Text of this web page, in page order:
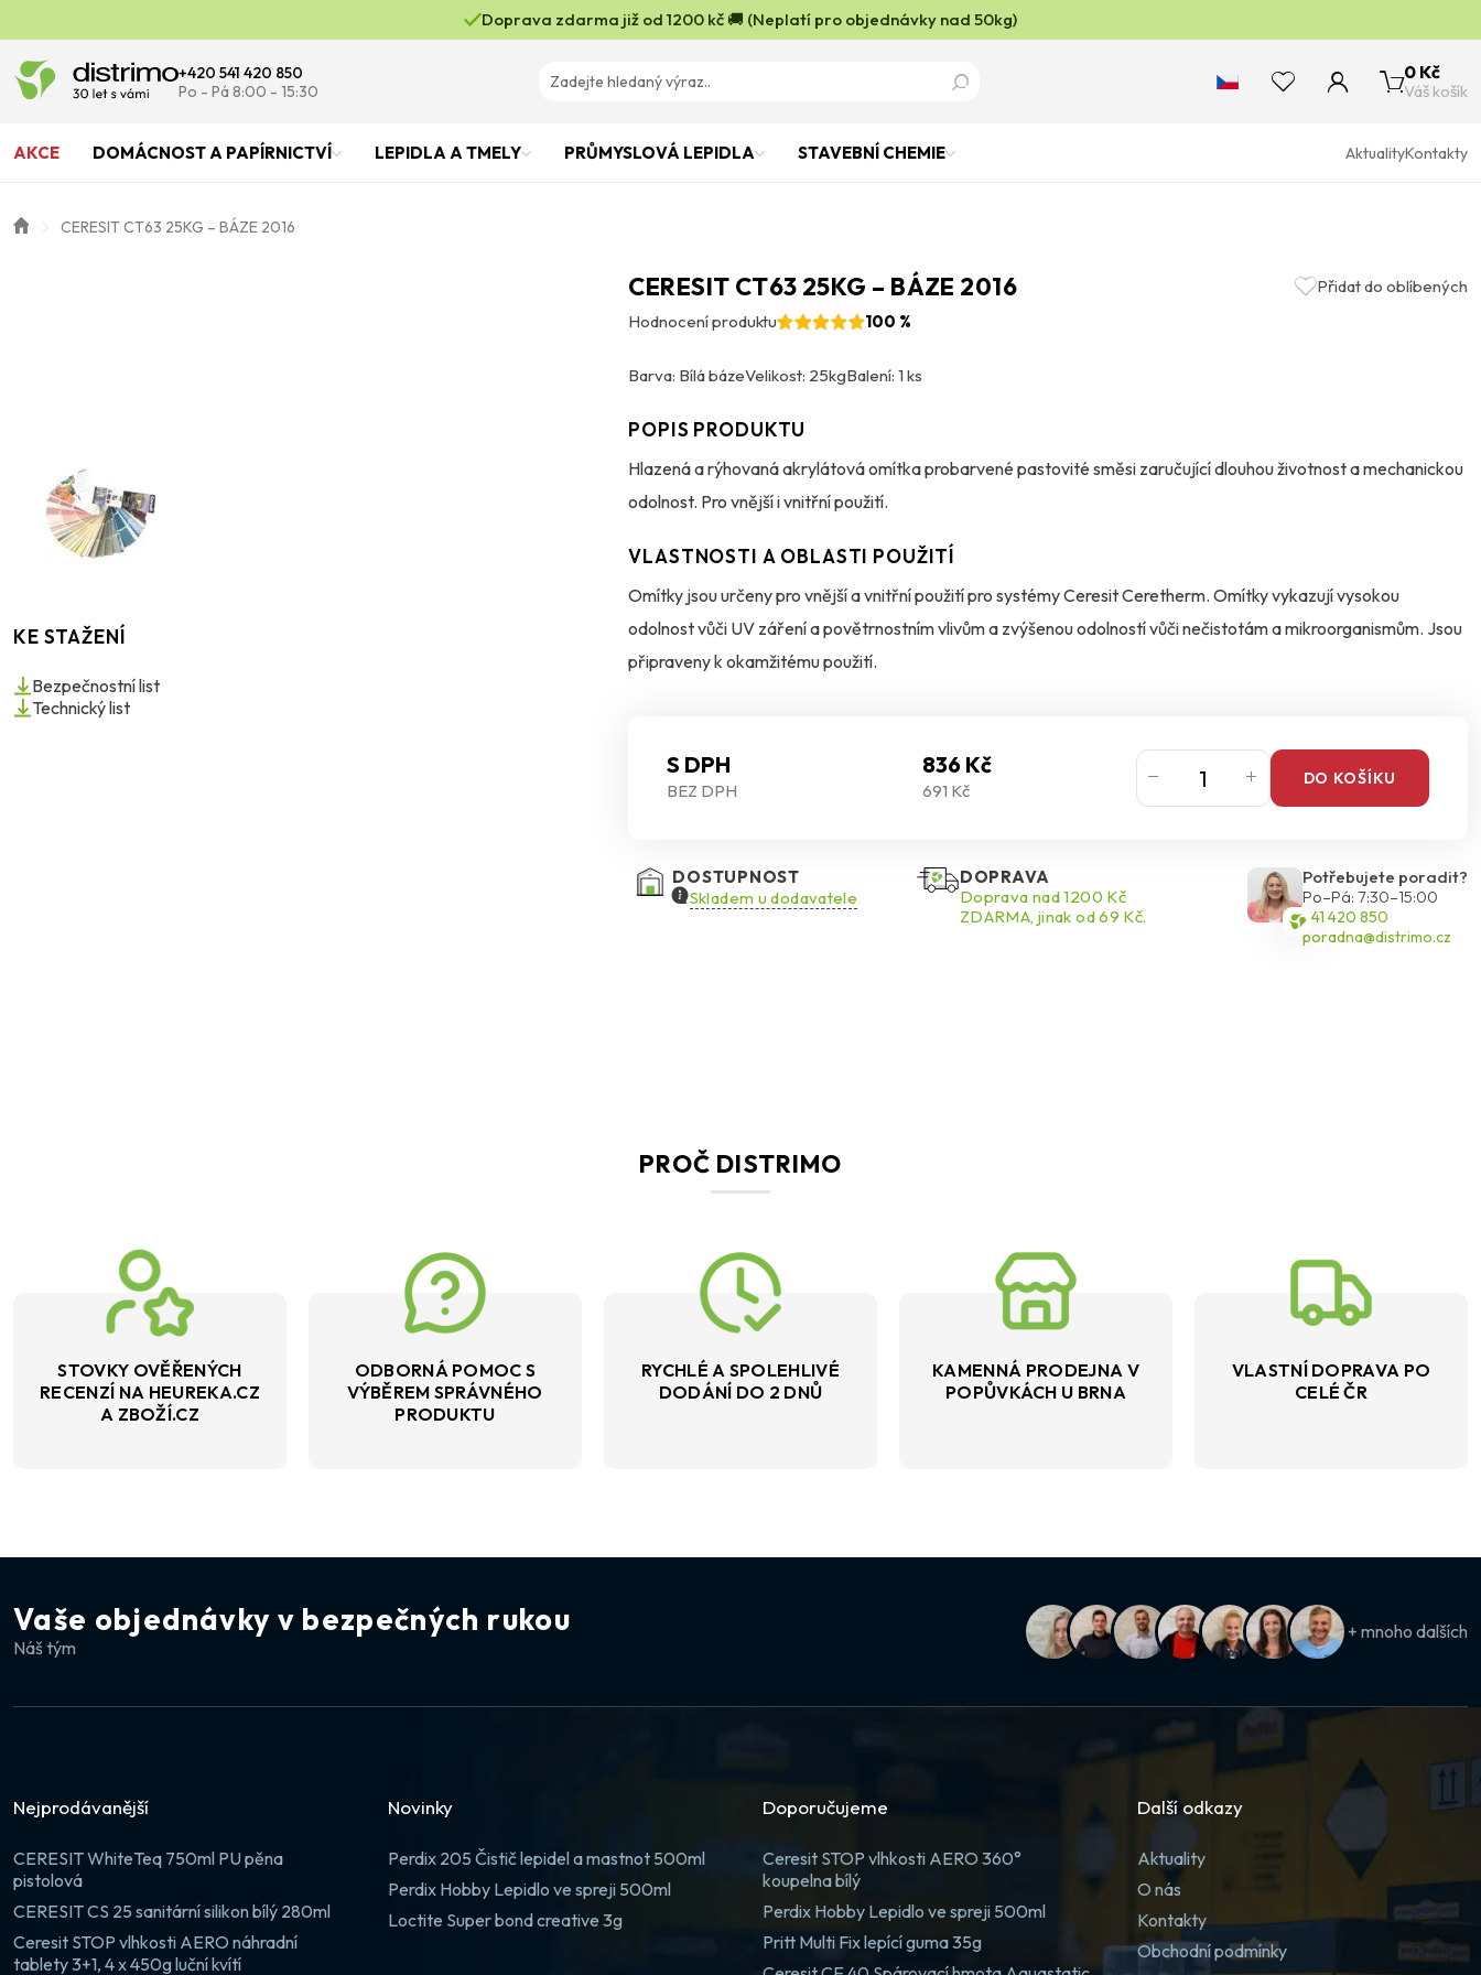
Doprava zdarma již od 1200 kč 🚚 (Neplatí pro objednávky nad 50kg)
+420 541 420 850
Po - Pá 8:00 - 15:30
0 Kč
Váš košík
AKCE DOMÁCNOST A PAPÍRNICTVÍ LEPIDLA A TMELY PRŮMYSLOVÁ LEPIDLA STAVEBNÍ CHEMIE AktualityKontakty
CERESIT CT63 25KG – BÁZE 2016
CERESIT CT63 25KG – BÁZE 2016
Přidat do oblíbených
Hodnocení produktu
100 %
Barva: Bílá bázeVelikost: 25kgBalení: 1 ks
KE STAŽENÍ
Bezpečnostní list
Technický list
POPIS PRODUKTU
Hlazená a rýhovaná akrylátová omítka probarvené pastovité směsi zaručující dlouhou životnost a mechanickou
odolnost. Pro vnější i vnitřní použití.
VLASTNOSTI A OBLASTI POUŽITÍ
Omítky jsou určeny pro vnější a vnitřní použití pro systémy Ceresit Ceretherm. Omítky vykazují vysokou
odolnost vůči UV záření a povětrnostním vlivům a zvýšenou odolností vůči nečistotám a mikroorganismům. Jsou
připraveny k okamžitému použití.
S DPH 836 Kč
BEZ DPH 691 Kč
DO KOŠÍKU
DOSTUPNOST
Skladem u dodavatele
DOPRAVA
Doprava nad 1200 Kč
ZDARMA, jinak od 69 Kč.
Potřebujete poradit?
Po–Pá: 7:30–15:00
541 420 850
poradna@distrimo.cz
PROČ DISTRIMO
STOVKY OVĚŘENÝCH
RECENZÍ NA HEUREKA.CZ
A ZBOŽÍ.CZ
ODBORNÁ POMOC S
VÝBĚREM SPRÁVNÉHO
PRODUKTU
RYCHLÉ A SPOLEHLIVÉ
DODÁNÍ DO 2 DNŮ
KAMENNÁ PRODEJNA V
POPŮVKÁCH U BRNA
VLASTNÍ DOPRAVA PO
CELÉ ČR
Vaše objednávky v bezpečných rukou
Náš tým
+ mnoho dalších
Nejprodávanější
CERESIT WhiteTeq 750ml PU pěna
pistolová
CERESIT CS 25 sanitární silikon bílý 280ml
Ceresit STOP vlhkosti AERO náhradní
tablety 3+1, 4 x 450g luční kvítí
Novinky
Perdix 205 Čistič lepidel a mastnot 500ml
Perdix Hobby Lepidlo ve spreji 500ml
Loctite Super bond creative 3g
Doporučujeme
Ceresit STOP vlhkosti AERO 360°
koupelna bílý
Perdix Hobby Lepidlo ve spreji 500ml
Pritt Multi Fix lepící guma 35g
Další odkazy
Aktuality
O nás
Kontakty
Obchodní podmínky